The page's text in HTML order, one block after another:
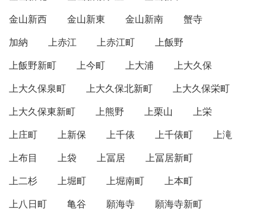
金山新西
金山新東 金山新南
蟹寺
加納
上赤江 上赤江町
上飯野
上飯野新町
上今町 上大浦
上大久保
上大久保泉町
上大久保北新町
上大久保栄町
上大久保東新町
上熊野 上栗山
上栄
上庄町
上新保 上千俵 上千俵町
上滝
上布目
上袋 上冨居
上冨居新町
上二杉
上堀町 上堀南町
上本町
上八日町
亀谷 願海寺
願海寺新町